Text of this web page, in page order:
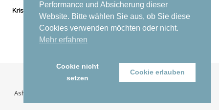
copyright by cabirio productions© 2026
Ashe Theme von
Performance und Absicherung dieser
Website. Bitte wählen Sie aus, ob Sie diese
Cookies verwenden möchten oder nicht.
Mehr erfahren
Cookie nicht
setzen
Cookie erlauben